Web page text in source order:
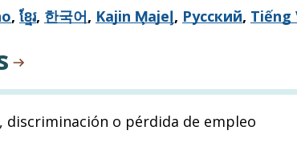
, ខ្មែរ, 한국어, Kajin M̧ajeļ, Русский, Tiếng
discriminación o pérdida de empleo